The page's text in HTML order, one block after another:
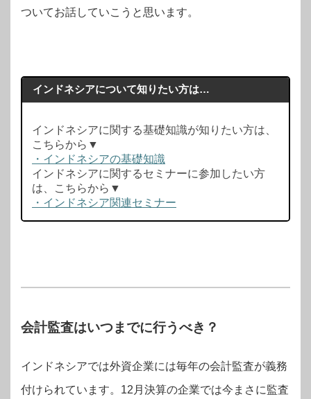
ついてお話していこうと思います。
インドネシアについて知りたい方は…
インドネシアに関する基礎知識が知りたい方は、
こちらから▼
・インドネシアの基礎知識
インドネシアに関するセミナーに参加したい方
は、こちらから▼
・インドネシア関連セミナー
会計監査はいつまでに行うべき？
インドネシアでは外資企業には毎年の会計監査が義務
付けられています。12月決算の企業では今まさに監査